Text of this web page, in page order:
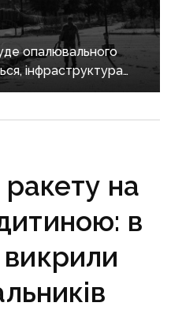
опалювального
інфраструктура
на
в